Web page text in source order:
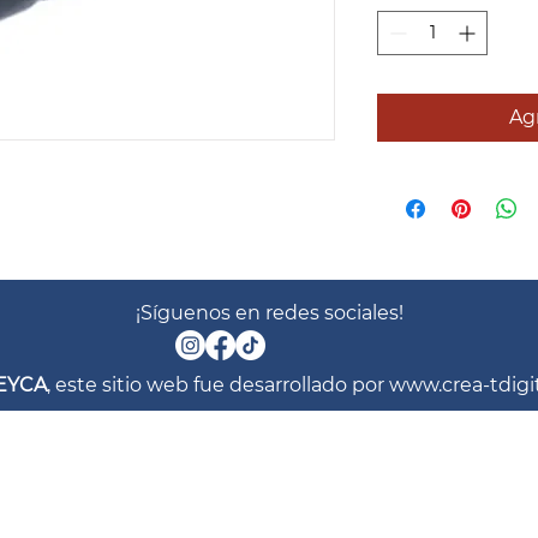
¡Síguenos en redes sociales!
, este sitio web fue desarrollado por www.crea-